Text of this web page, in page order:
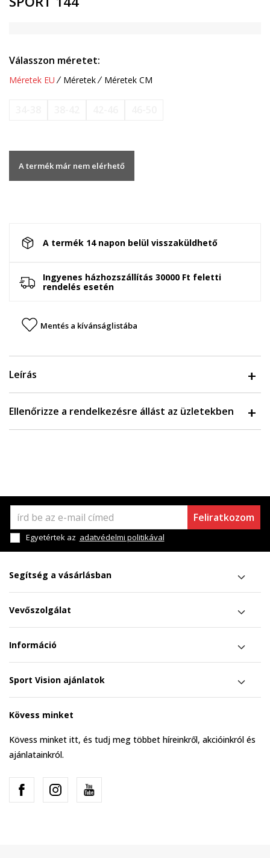
Válasszon méretet:
Méretek EU Méretek Méretek CM
A termék már nem elérhető
A termék 14 napon belül visszaküldhető
Ingyenes házhozszállítás 30000 Ft feletti
rendelés esetén
Mentés a kívánságlistába
Leírás
Ellenőrizze a rendelkezésre állást az üzletekben
Feliratkozom
Egyetértek az adatvédelmi politikával
Segítség a vásárlásban
Vevőszolgálat
Információ
Sport Vision ajánlatok
Kövess minket
Kövess minket itt, és tudj meg többet híreinkről, akcióinkról és
ajánlatainkról.